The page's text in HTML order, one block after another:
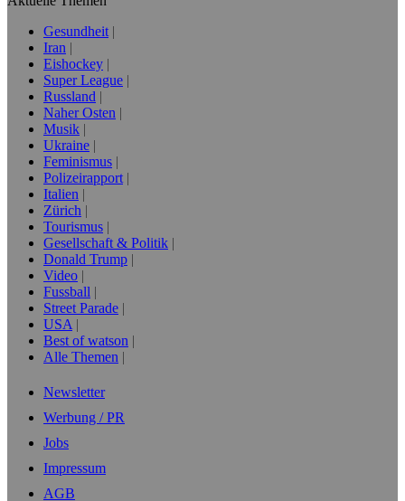
Gesundheit
Iran
Eishockey
Super League
Russland
Naher Osten
Musik
Ukraine
Feminismus
Polizeirapport
Italien
Zürich
Tourismus
Gesellschaft & Politik
Donald Trump
Video
Fussball
Street Parade
USA
Best of watson
Alle Themen
Newsletter
Werbung / PR
Jobs
Impressum
AGB